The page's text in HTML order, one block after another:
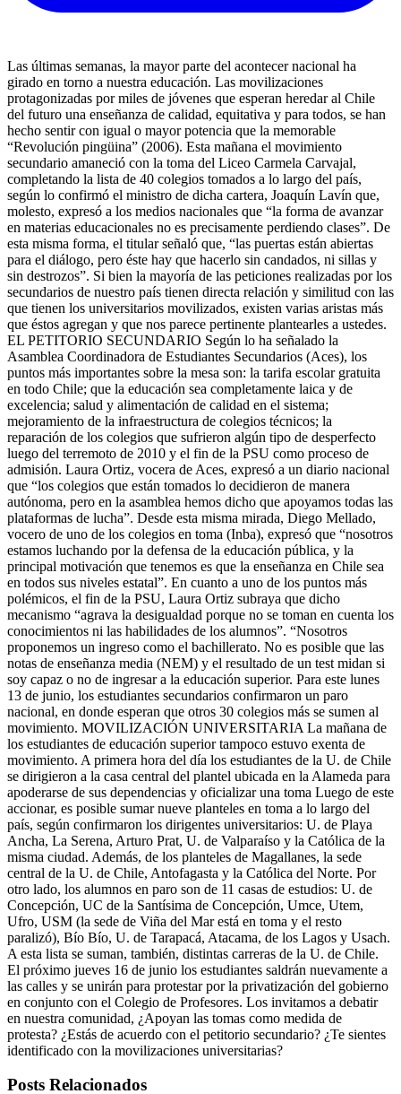
Las últimas semanas, la mayor parte del acontecer nacional ha
girado en torno a nuestra educación. Las movilizaciones
protagonizadas por miles de jóvenes que esperan heredar al Chile
del futuro una enseñanza de calidad, equitativa y para todos, se han
hecho sentir con igual o mayor potencia que la memorable
“Revolución pingüina” (2006). Esta mañana el movimiento
secundario amaneció con la toma del Liceo Carmela Carvajal,
completando la lista de 40 colegios tomados a lo largo del país,
según lo confirmó el ministro de dicha cartera, Joaquín Lavín que,
molesto, expresó a los medios nacionales que “la forma de avanzar
en materias educacionales no es precisamente perdiendo clases”. De
esta misma forma, el titular señaló que, “las puertas están abiertas
para el diálogo, pero éste hay que hacerlo sin candados, ni sillas y
sin destrozos”. Si bien la mayoría de las peticiones realizadas por los
secundarios de nuestro país tienen directa relación y similitud con las
que tienen los universitarios movilizados, existen varias aristas más
que éstos agregan y que nos parece pertinente plantearles a ustedes.
EL PETITORIO SECUNDARIO Según lo ha señalado la
Asamblea Coordinadora de Estudiantes Secundarios (Aces), los
puntos más importantes sobre la mesa son: la tarifa escolar gratuita
en todo Chile; que la educación sea completamente laica y de
excelencia; salud y alimentación de calidad en el sistema;
mejoramiento de la infraestructura de colegios técnicos; la
reparación de los colegios que sufrieron algún tipo de desperfecto
luego del terremoto de 2010 y el fin de la PSU como proceso de
admisión. Laura Ortiz, vocera de Aces, expresó a un diario nacional
que “los colegios que están tomados lo decidieron de manera
autónoma, pero en la asamblea hemos dicho que apoyamos todas las
plataformas de lucha”. Desde esta misma mirada, Diego Mellado,
vocero de uno de los colegios en toma (Inba), expresó que “nosotros
estamos luchando por la defensa de la educación pública, y la
principal motivación que tenemos es que la enseñanza en Chile sea
en todos sus niveles estatal”. En cuanto a uno de los puntos más
polémicos, el fin de la PSU, Laura Ortiz subraya que dicho
mecanismo “agrava la desigualdad porque no se toman en cuenta los
conocimientos ni las habilidades de los alumnos”. “Nosotros
proponemos un ingreso como el bachillerato. No es posible que las
notas de enseñanza media (NEM) y el resultado de un test midan si
soy capaz o no de ingresar a la educación superior. Para este lunes
13 de junio, los estudiantes secundarios confirmaron un paro
nacional, en donde esperan que otros 30 colegios más se sumen al
movimiento. MOVILIZACIÓN UNIVERSITARIA La mañana de
los estudiantes de educación superior tampoco estuvo exenta de
movimiento. A primera hora del día los estudiantes de la U. de Chile
se dirigieron a la casa central del plantel ubicada en la Alameda para
apoderarse de sus dependencias y oficializar una toma Luego de este
accionar, es posible sumar nueve planteles en toma a lo largo del
país, según confirmaron los dirigentes universitarios: U. de Playa
Ancha, La Serena, Arturo Prat, U. de Valparaíso y la Católica de la
misma ciudad. Además, de los planteles de Magallanes, la sede
central de la U. de Chile, Antofagasta y la Católica del Norte. Por
otro lado, los alumnos en paro son de 11 casas de estudios: U. de
Concepción, UC de la Santísima de Concepción, Umce, Utem,
Ufro, USM (la sede de Viña del Mar está en toma y el resto
paralizó), Bío Bío, U. de Tarapacá, Atacama, de los Lagos y Usach.
A esta lista se suman, también, distintas carreras de la U. de Chile.
El próximo jueves 16 de junio los estudiantes saldrán nuevamente a
las calles y se unirán para protestar por la privatización del gobierno
en conjunto con el Colegio de Profesores. Los invitamos a debatir
en nuestra comunidad, ¿Apoyan las tomas como medida de
protesta? ¿Estás de acuerdo con el petitorio secundario? ¿Te sientes
identificado con la movilizaciones universitarias?
Posts Relacionados